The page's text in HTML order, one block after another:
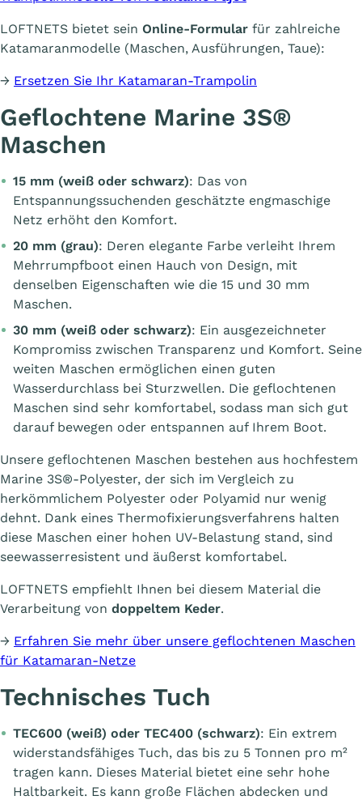
LOFTNETS bietet sein Online-Formular für zahlreiche
Katamaranmodelle (Maschen, Ausführungen, Taue):
→ Ersetzen Sie Ihr Katamaran-Trampolin
Geflochtene Marine 3S®
Maschen
15 mm (weiß oder schwarz): Das von
Entspannungssuchenden geschätzte engmaschige
Netz erhöht den Komfort.
20 mm (grau): Deren elegante Farbe verleiht Ihrem
Mehrrumpfboot einen Hauch von Design, mit
denselben Eigenschaften wie die 15 und 30 mm
Maschen.
30 mm (weiß oder schwarz): Ein ausgezeichneter
Kompromiss zwischen Transparenz und Komfort. Seine
weiten Maschen ermöglichen einen guten
Wasserdurchlass bei Sturzwellen. Die geflochtenen
Maschen sind sehr komfortabel, sodass man sich gut
darauf bewegen oder entspannen auf Ihrem Boot.
Unsere geflochtenen Maschen bestehen aus hochfestem
Marine 3S®-Polyester, der sich im Vergleich zu
herkömmlichem Polyester oder Polyamid nur wenig
dehnt. Dank eines Thermofixierungsverfahrens halten
diese Maschen einer hohen UV-Belastung stand, sind
seewasserresistent und äußerst komfortabel.
LOFTNETS empfiehlt Ihnen bei diesem Material die
Verarbeitung von doppeltem Keder.
→ Erfahren Sie mehr über unsere geflochtenen Maschen
für Katamaran-Netze
Technisches Tuch
TEC600 (weiß) oder TEC400 (schwarz): Ein extrem
widerstandsfähiges Tuch, das bis zu 5 Tonnen pro m²
tragen kann. Dieses Material bietet eine sehr hohe
Haltbarkeit. Es kann große Flächen abdecken und